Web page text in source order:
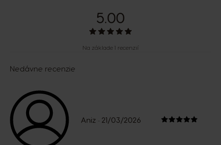
5.00
Na základe 1 recenzií
Nedávne recenzie
Aniz - 21/03/2026